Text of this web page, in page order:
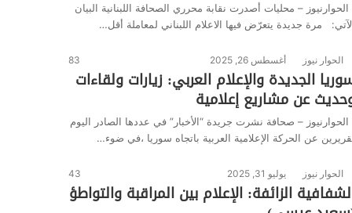
الحوارنيوز – محليات أصدرت نقابة محرري الصحافة اللبنانية البيان
مرة جديدة يتعرّض فيها الاعلام اللبناني لمعاملة أقل…
الحوار نيوز أغسطس 26, 2025 83
الجديدة والإعلام العربي: زيارات ولقاءات
عن مشاريع إعلامية
الحوارنيوز – صحافة نشرت جريدة “الأخبار” في عددها الصادر اليوم
عن الحركة الإعلامية العربية باتجاه سوريا ،في ضوء…
الحوار نيوز يوليو 31, 2025 43
الزائفة: الإعلام بين المراقبة والتواطؤ